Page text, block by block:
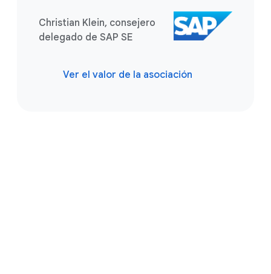
Christian Klein, consejero
delegado de SAP SE
Ver el valor de la asociación